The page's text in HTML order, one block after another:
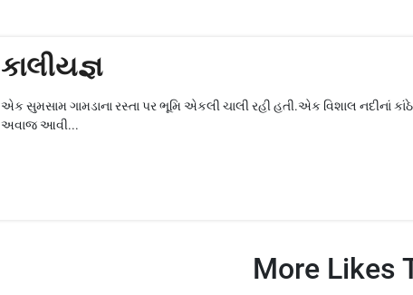
કાલીયજ્ઞ
એક સુમસામ ગામડાના રસ્તા પર ભૂમિ એકલી ચાલી રહી હતી.એક વિશાલ નદીનાં
અવાજ આવી...
More Likes